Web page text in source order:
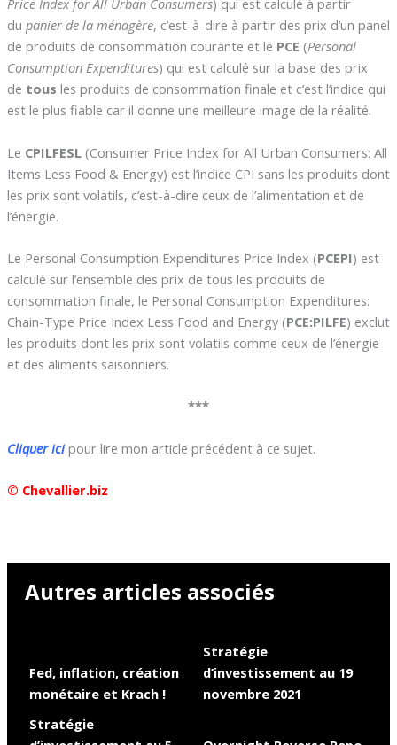
Price Index for All Urban Consumers) qui est calculé à partir
du panier de la ménagère, c’est-à-dire à partir des prix d’un panel
de produits de consommation courante et le PCE (Personal
Consumption Expenditures) qui est calculé sur la base des prix
de tous les produits de consommation finale et c’est l’indice qui
est le plus fiable car il donne une meilleure image de la réalité.
Le CPILFESL(Consumer Price Index for All Urban Consumers: All
Items Less Food & Energy) est l’indice CPI sans les produits dont
les prix sont volatils, c’est-à-dire ceux de l’alimentation et de
l’énergie.
Le Personal Consumption Expenditures Price Index (PCEPI) est
calculé sur l’ensemble des prix de tous les produits de
consommation finale, le Personal Consumption Expenditures:
Chain-Type Price Index Less Food and Energy (PCE:PILFE) exclut
les produits dont les prix sont volatils comme ceux de l’énergie
et des aliments saisonniers.
***
Cliquer ici pour lire mon article précédent à ce sujet.
© Chevallier.biz
Autres articles associés
Fed, inflation, création
monétaire et Krach !
Stratégie
d’investissement au 19
novembre 2021
Stratégie